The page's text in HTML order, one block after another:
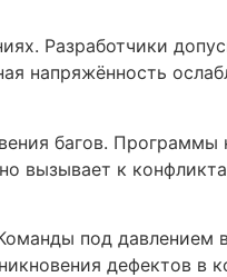
Разработчики
напряжённость
багов. Программы
вызывает к
под
дефектов в